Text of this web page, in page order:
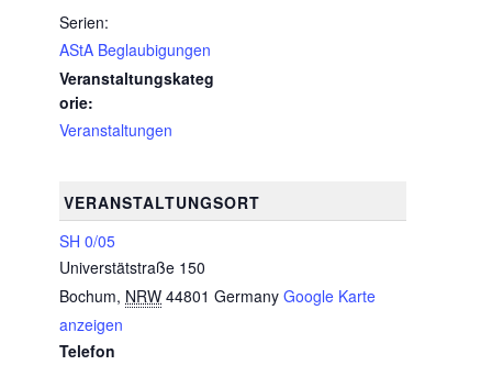
Serien:
AStA Beglaubigungen
Veranstaltungskateg
orie:
Veranstaltungen
VERANSTALTUNGSORT
SH 0/05
Universtätstraße 150
Bochum, NRW 44801 Germany Google Karte
anzeigen
Telefon